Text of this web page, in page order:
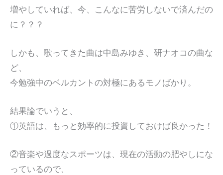
増やしていれば、今、こんなに苦労しないで済んだの
に？？？
しかも、歌ってきた曲は中島みゆき、研ナオコの曲な
ど、
今勉強中のベルカントの対極にあるモノばかり。
結果論でいうと、
①英語は、もっと効率的に投資しておけば良かった！
②音楽や過度なスポーツは、現在の活動の肥やしにな
っているので、